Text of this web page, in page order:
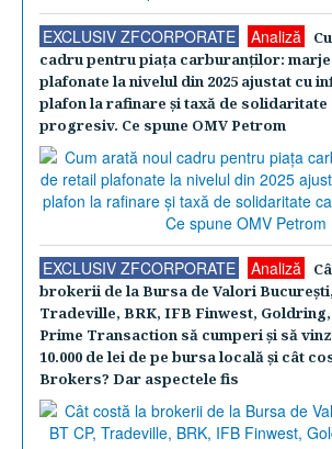
EXCLUSIV ZFCORPORATE Analiză
cadru pentru piaţa carburanţilor:
plafonate la nivelul din 2025 ajustat cu
plafon la rafinare şi taxă de solidaritate
progresiv. Ce spune OMV Petrom
EXCLUSIV ZFCORPORATE Analiză
brokerii de la Bursa de Valori Bucureşti,
Tradeville, BRK, IFB Finwest,
Prime Transaction să cumperi şi să
10.000 de lei de pe bursa locală şi cât
Brokers? Dar aspectele fis